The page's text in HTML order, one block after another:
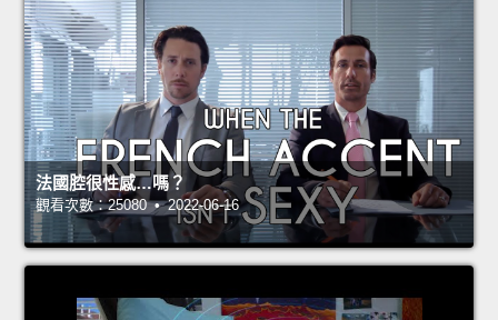
法國腔很性感…嗎？
觀看次數：25080 • 2022-06-16